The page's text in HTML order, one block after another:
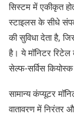
सिस्टम में एकीकृत
स्टाइलस के सीधे
की सुविधा देता है,
है। ये मॉनिटर
सेल्फ-सर्विस
सामान्य कंप्यूटर
वातावरण में निरंतर